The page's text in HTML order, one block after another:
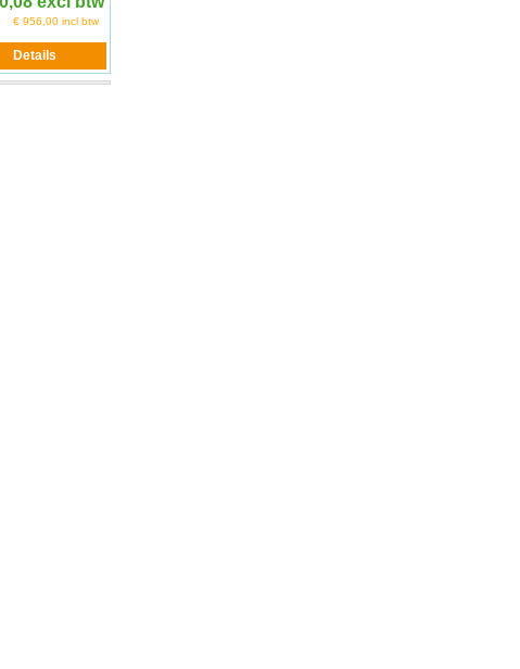
€ 956,00 incl btw